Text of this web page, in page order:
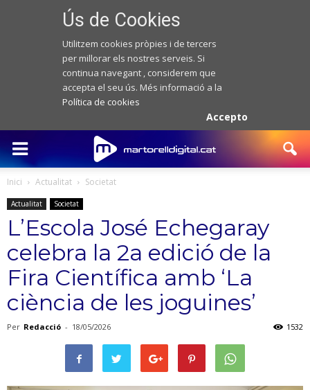
Ús de Cookies
Utilitzem cookies pròpies i de tercers
per millorar els nostres serveis. Si
continua navegant , considerem que
accepta el seu ús. Més informació a la
Política de cookies
Accepto
Inici Actualitat Societat
Actualitat Societat
L’Escola José Echegaray
celebra la 2a edició de la
Fira Científica amb ‘La
ciència de les joguines’
Per Redacció - 18/05/2026 1532